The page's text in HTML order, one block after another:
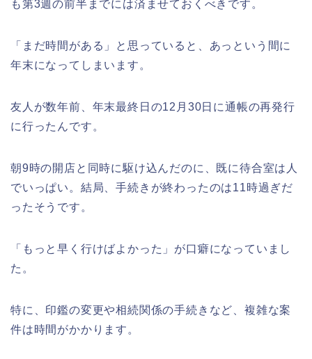
当?美味しくなった噂も調査!
明治大学卒業式2026のゲストの歴代や
芸能人(有名人)は?保護者(親)も!
も第3週の前半までには済ませておくべきです。
「まだ時間がある」と思っていると、あっという間に
年末になってしまいます。
友人が数年前、年末最終日の12月30日に通帳の再発行
に行ったんです。
朝9時の開店と同時に駆け込んだのに、既に待合室は人
でいっぱい。結局、手続きが終わったのは11時過ぎだ
ったそうです。
「もっと早く行けばよかった」が口癖になっていまし
た。
特に、印鑑の変更や相続関係の手続きなど、複雑な案
件は時間がかかります。